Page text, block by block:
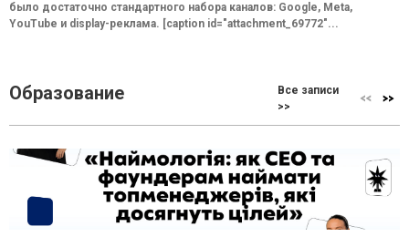
было достаточно стандартного набора каналов: Google, Meta,
YouTube и display-реклама. [caption id="attachment_69772"...
Образование
Все записи
>>